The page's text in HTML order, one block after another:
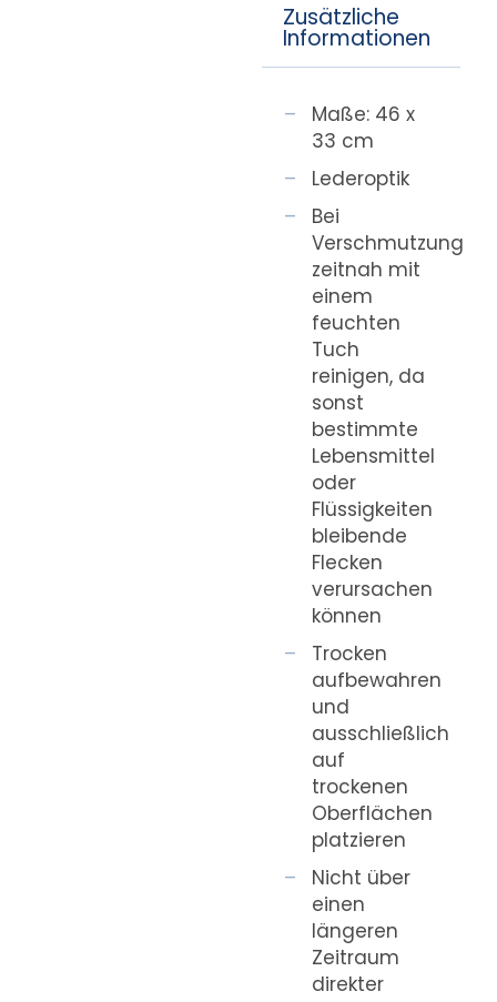
Zusätzliche
Informationen
Maße: 46 x
33 cm
Lederoptik
Bei
Verschmutzung
zeitnah mit
einem
feuchten
Tuch
reinigen, da
sonst
bestimmte
Lebensmittel
oder
Flüssigkeiten
bleibende
Flecken
verursachen
können
Trocken
aufbewahren
und
ausschließlich
auf
trockenen
Oberflächen
platzieren
Nicht über
einen
längeren
Zeitraum
direkter